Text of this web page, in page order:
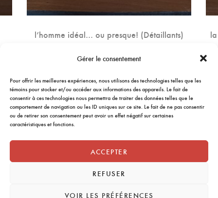
Gérer le consentement
Pour offrir les meilleures expériences, nous utilisons des technologies telles que les
témoins pour stocker et/ou accéder aux informations des appareils. Le fait de
consentir à ces technologies nous permettra de traiter des données telles que le
comportement de navigation ou les ID uniques sur ce site. Le fait de ne pas consentir
ou de retirer son consentement peut avoir un effet négatif sur certaines
caractéristiques et fonctions.
ACCEPTER
REFUSER
VOIR LES PRÉFÉRENCES
l’homme idéal… ou presque! (Détaillants)